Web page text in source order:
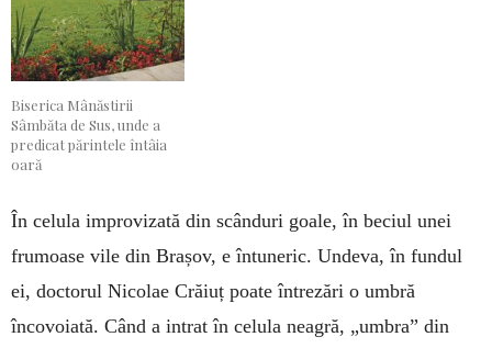
Biserica Mânăstirii
Sâmbăta de Sus, unde a
predicat părintele întâia
oară
În celula improvizată din scânduri goale, în beciul unei
frumoase vile din Brașov, e întuneric. Undeva, în fundul
ei, doctorul Nicolae Crăiuț poate întrezări o umbră
încovoiată. Când a intrat în celula neagră, „umbra” din